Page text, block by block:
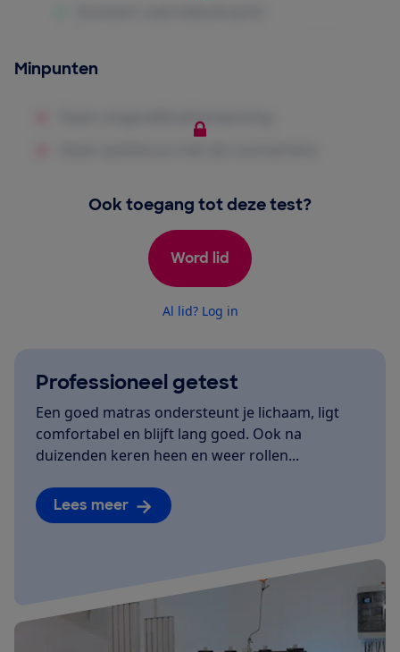
Minpunten
Ook toegang tot deze test?
Word lid
Al lid? Log in
Professioneel getest
Een goed matras ondersteunt je lichaam, ligt
comfortabel en blijft lang goed. Ook na
duizenden keren heen en weer rollen...
Lees meer